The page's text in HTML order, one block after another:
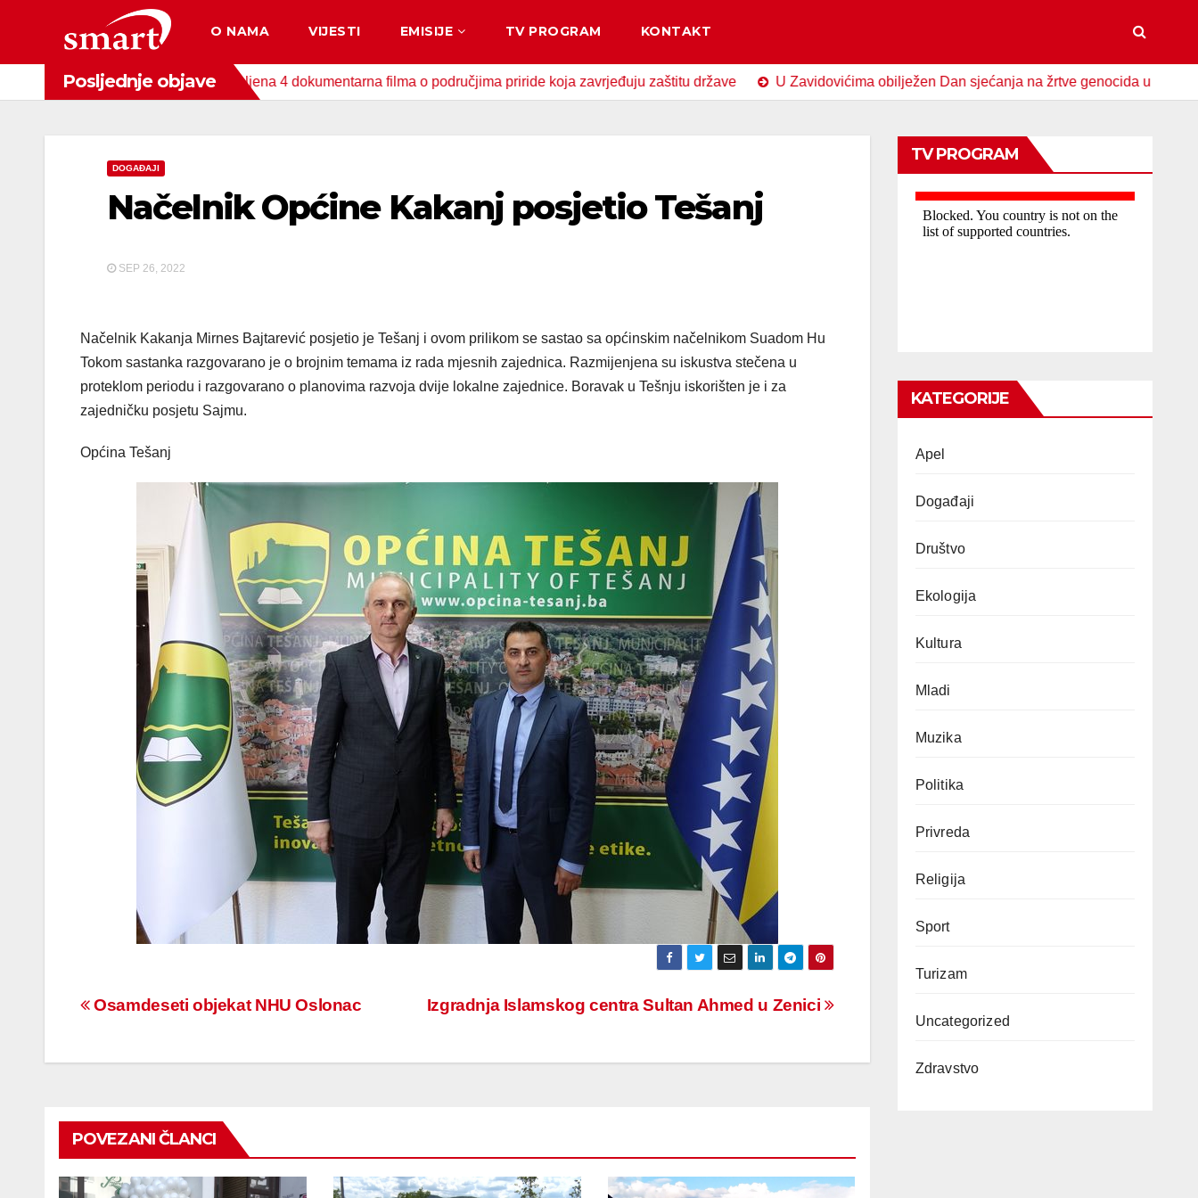
content
O NAMA VIJESTI EMISIJE TV PROGRAM KONTAKT
Posljednje objave
Fonda za zaštitu okoliša snimljena 4 dokumentarna filma o područjima priride koja zavrjeđuju zaštitu države U Zavidovićima obilježen Dan sjećanja na žrtve genocida u Srebrenici
DOGAĐAJI
Načelnik Općine Kakanj posjetio Tešanj
SEP 26, 2022
Načelnik Kakanja Mirnes Bajtarević posjetio je Tešanj i ovom prilikom se sastao sa općinskim načelnikom Suadom Hu
Tokom sastanka razgovarano je o brojnim temama iz rada mjesnih zajednica. Razmijenjena su iskustva stečena u
proteklom periodu i razgovarano o planovima razvoja dvije lokalne zajednice. Boravak u Tešnju iskorišten je i za
zajedničku posjetu Sajmu.
Općina Tešanj
Navigacija
Izgradnja Islamskog centra Sultan Ahmed u Zenici
Osamdeseti objekat NHU Oslonac
POVEZANI ČLANCI
TV PROGRAM
KATEGORIJE
Apel
Događaji
Društvo
Ekologija
Kultura
Mladi
Muzika
Politika
Privreda
Religija
Sport
Turizam
Uncategorized
Zdravstvo